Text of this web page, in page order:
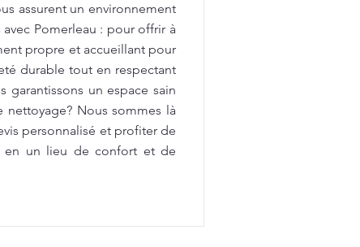
assurent un environnement
Pomerleau : pour offrir à
propre et accueillant pour
durable tout en respectant
un espace sain
Nous sommes là
personnalisé et profiter de
en un lieu de confort et de